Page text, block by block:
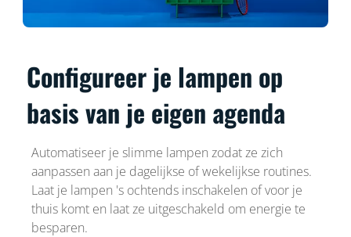
Configureer je lampen op
basis van je eigen agenda
Automatiseer je slimme lampen zodat ze zich
aanpassen aan je dagelijkse of wekelijkse routines.
Laat je lampen 's ochtends inschakelen of voor je
thuis komt en laat ze uitgeschakeld om energie te
besparen.